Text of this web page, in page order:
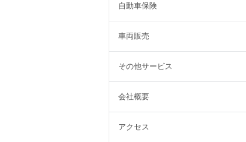
自動車保険
車両販売
その他サービス
会社概要
アクセス